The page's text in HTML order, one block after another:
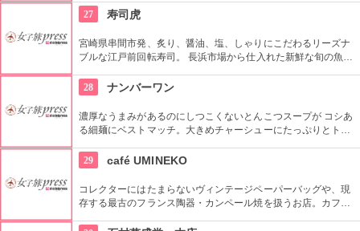
ったとのこと。上品な風味の羅臼昆布のだしが特徴で、もっち
りな麺とよくあいます
27 寿司虎
宮崎県串間市発、炙り、醤油、塩、しゃりにこだわるリーズナ
ブルな江戸前回転寿司。 長浜市場から仕入れた新鮮な旬の魚介
ものまで様々。 旬の魚介を安価に楽しみたい方におすすめで
す。
28 ナンバーワン
濃厚なうまみがあるのにしつこくないとんこつスープが コシあ
る細麺にベストマッチ。大きめチャーシューにたっぷりとトッ
満足できてしまうラーメン。 サイドメニューの手作り一口餃子
(350円)、地鶏をふんだんに使った博多一番地鶏網焼(800円)も
おすすめです。
29 café UMINEKO
コレクターにはたまらないヴィンテージペーパーバッグや、現
存する最古のフランス陶器・カンペール焼を扱うお店。カフェ